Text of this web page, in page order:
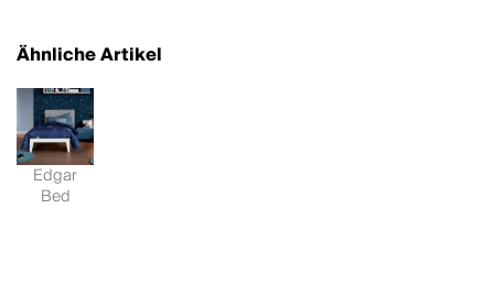
Ähnliche Artikel
Edgar
Bed